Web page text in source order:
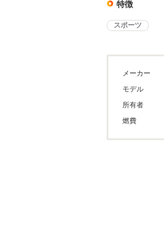
特徴
スポーツ
メーカー
モデル
所有者
燃費